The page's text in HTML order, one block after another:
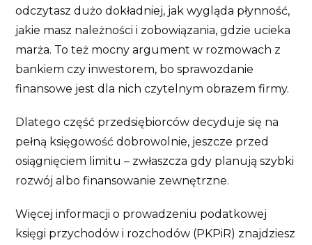
odczytasz dużo dokładniej, jak wygląda płynność,
jakie masz należności i zobowiązania, gdzie ucieka
marża. To też mocny argument w rozmowach z
bankiem czy inwestorem, bo sprawozdanie
finansowe jest dla nich czytelnym obrazem firmy.
Dlatego część przedsiębiorców decyduje się na
pełną księgowość dobrowolnie, jeszcze przed
osiągnięciem limitu – zwłaszcza gdy planują szybki
rozwój albo finansowanie zewnętrzne.
Więcej informacji o prowadzeniu podatkowej
księgi przychodów i rozchodów (PKPiR) znajdziesz